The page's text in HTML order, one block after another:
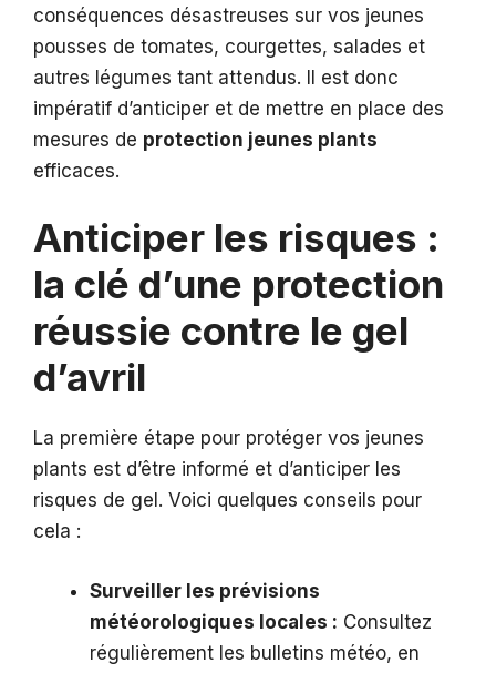
conséquences désastreuses sur vos jeunes
pousses de tomates, courgettes, salades et
autres légumes tant attendus. Il est donc
impératif d’anticiper et de mettre en place des
mesures de protection jeunes plants
efficaces.
Anticiper les risques :
la clé d’une protection
réussie contre le gel
d’avril
La première étape pour protéger vos jeunes
plants est d’être informé et d’anticiper les
risques de gel. Voici quelques conseils pour
cela :
Surveiller les prévisions
météorologiques locales : Consultez
régulièrement les bulletins météo, en